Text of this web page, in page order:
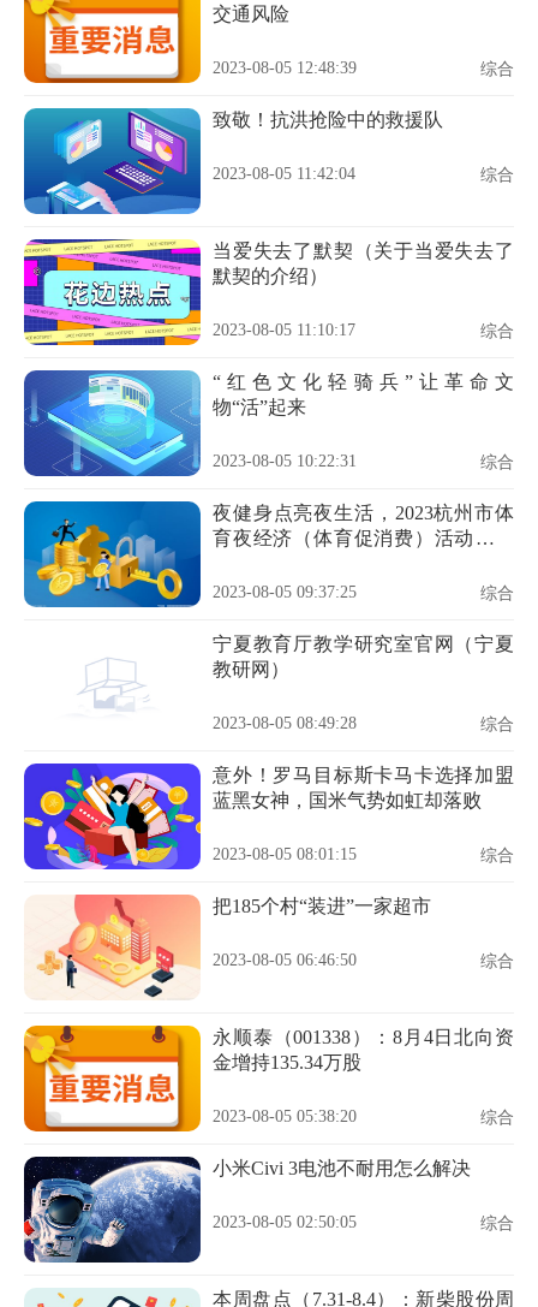
交通风险
2023-08-05 12:48:39 综合
致敬！抗洪抢险中的救援队
2023-08-05 11:42:04 综合
当爱失去了默契（关于当爱失去了
默契的介绍）
2023-08-05 11:10:17 综合
“红色文化轻骑兵”让革命文
物“活”起来
2023-08-05 10:22:31 综合
夜健身点亮夜生活，2023杭州市体
育夜经济（体育促消费）活动正式
2023-08-05 09:37:25 综合
宁夏教育厅教学研究室官网（宁夏
教研网）
2023-08-05 08:49:28 综合
意外！罗马目标斯卡马卡选择加盟
蓝黑女神，国米气势如虹却落败
2023-08-05 08:01:15 综合
把185个村“装进”一家超市
2023-08-05 06:46:50 综合
永顺泰（001338）：8月4日北向资
金增持135.34万股
2023-08-05 05:38:20 综合
小米Civi 3电池不耐用怎么解决
2023-08-05 02:50:05 综合
本周盘点（7.31-8.4）：新柴股份周